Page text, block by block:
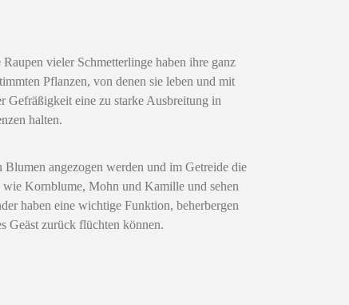
Raupen vieler Schmetterlinge haben ihre ganz
Pflanzen, von denen sie leben und mit
Gefräßigkeit eine zu starke Ausbreitung in
halten.
angezogen werden und im Getreide die
Kornblume, Mohn und Kamille und sehen
haben eine wichtige Funktion, beherbergen
Geäst zurück flüchten können.